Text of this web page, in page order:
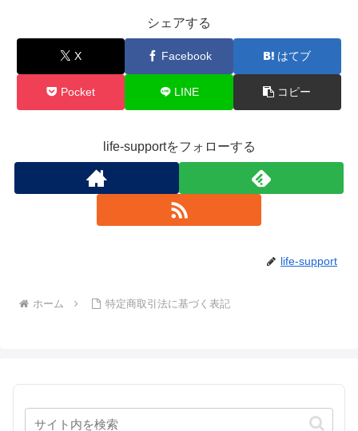
シェアする
X Facebook はてブ
Pocket LINE コピー
life-supportをフォローする
life-support
ホーム 特定商取引法に基づく表記